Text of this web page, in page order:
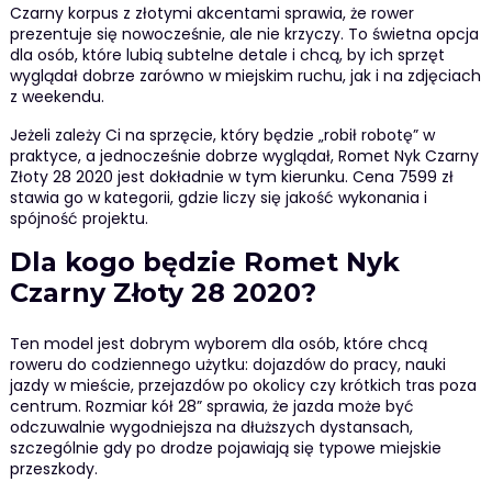
Czarny korpus z złotymi akcentami sprawia, że rower
prezentuje się nowocześnie, ale nie krzyczy. To świetna opcja
dla osób, które lubią subtelne detale i chcą, by ich sprzęt
wyglądał dobrze zarówno w miejskim ruchu, jak i na zdjęciach
z weekendu.
Jeżeli zależy Ci na sprzęcie, który będzie „robił robotę” w
praktyce, a jednocześnie dobrze wyglądał, Romet Nyk Czarny
Złoty 28 2020 jest dokładnie w tym kierunku. Cena 7599 zł
stawia go w kategorii, gdzie liczy się jakość wykonania i
spójność projektu.
Dla kogo będzie Romet Nyk
Czarny Złoty 28 2020?
Ten model jest dobrym wyborem dla osób, które chcą
roweru do codziennego użytku: dojazdów do pracy, nauki
jazdy w mieście, przejazdów po okolicy czy krótkich tras poza
centrum. Rozmiar kół 28” sprawia, że jazda może być
odczuwalnie wygodniejsza na dłuższych dystansach,
szczególnie gdy po drodze pojawiają się typowe miejskie
przeszkody.